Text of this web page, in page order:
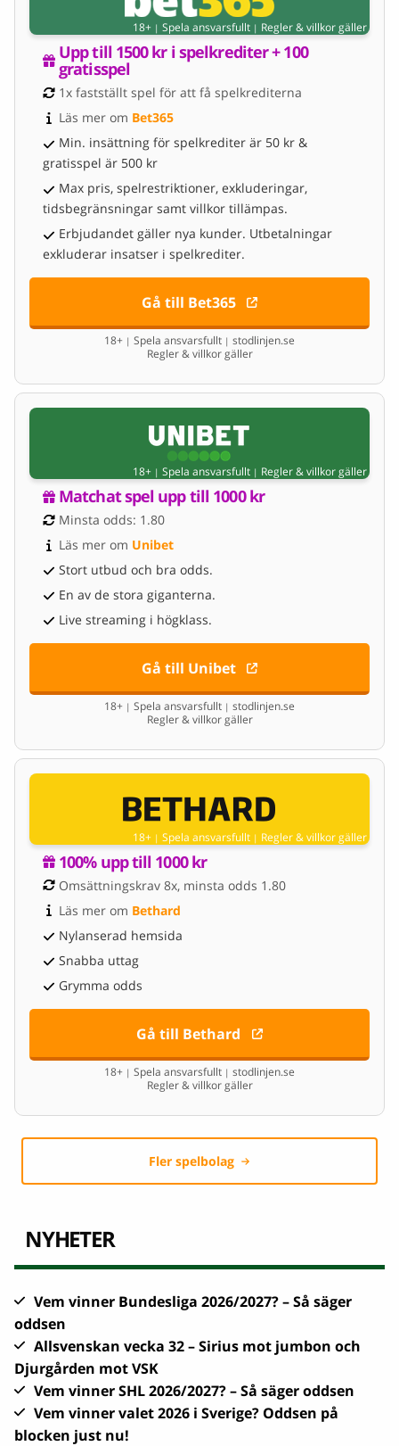
18+ | Spela ansvarsfullt | Regler & villkor gäller
Upp till 1500 kr i spelkrediter + 100
gratisspel
1x fastställt spel för att få spelkrediterna
Läs mer om Bet365
Min. insättning för spelkrediter är 50 kr &
gratisspel är 500 kr
Max pris, spelrestriktioner, exkluderingar,
tidsbegränsningar samt villkor tillämpas.
Erbjudandet gäller nya kunder. Utbetalningar
exkluderar insatser i spelkrediter.
Gå till Bet365
18+ | Spela ansvarsfullt | stodlinjen.se
Regler & villkor gäller
18+ | Spela ansvarsfullt | Regler & villkor gäller
Matchat spel upp till 1000 kr
Minsta odds: 1.80
Läs mer om Unibet
Stort utbud och bra odds.
En av de stora giganterna.
Live streaming i högklass.
Gå till Unibet
18+ | Spela ansvarsfullt | stodlinjen.se
Regler & villkor gäller
18+ | Spela ansvarsfullt | Regler & villkor gäller
100% upp till 1000 kr
Omsättningskrav 8x, minsta odds 1.80
Läs mer om Bethard
Nylanserad hemsida
Snabba uttag
Grymma odds
Gå till Bethard
18+ | Spela ansvarsfullt | stodlinjen.se
Regler & villkor gäller
Fler spelbolag
NYHETER
Vem vinner Bundesliga 2026/2027? – Så säger
oddsen
Allsvenskan vecka 32 – Sirius mot jumbon och
Djurgården mot VSK
Vem vinner SHL 2026/2027? – Så säger oddsen
Vem vinner valet 2026 i Sverige? Oddsen på
blocken just nu!